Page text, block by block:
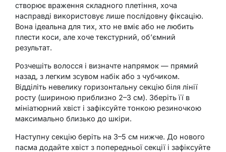
створює враження складного плетіння, хоча
насправді використовує лише послідовну фіксацію.
Вона ідеальна для тих, хто не вміє або не любить
плести коси, але хоче текстурний, об’ємний
результат.
Розчешіть волосся і визначте напрямок — прямий
назад, з легким зсувом набік або з чубчиком.
Відділіть невелику горизонтальну секцію біля лінії
росту (шириною приблизно 2–3 см). Зберіть її в
мініатюрний хвіст і зафіксуйте тонкою резиночкою
максимально близько до шкіри.
Наступну секцію беріть на 3–5 см нижче. До нового
пасма додайте хвіст з попередньої секції і зафіксуйте